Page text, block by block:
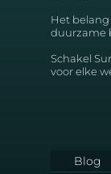
Het
duurzame
Schakel
voor elke
Blog